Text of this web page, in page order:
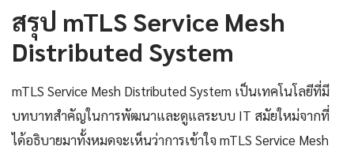
สรุป mTLS Service Mesh
Distributed System
mTLS Service Mesh Distributed System เป็นเทคโนโลยีที่มี
บทบาทสำคัญในการพัฒนาและดูแลระบบ IT สมัยใหม่จากที่
ได้อธิบายมาทั้งหมดจะเห็นว่าการเข้าใจ mTLS Service Mesh